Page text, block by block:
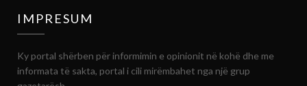
IMPRESUM
Ky portal shërben për informimin e opinionit në kohë dhe me
informata të sakta, portal i cili mirëmbahet nga një grup